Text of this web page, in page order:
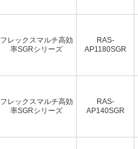
フレックスマルチ高効
率SGRシリーズ
RAS-
AP1180SGR
フレックスマルチ高効
率SGRシリーズ
RAS-
AP140SGR